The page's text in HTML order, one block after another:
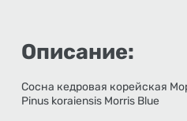
Описание:
Сосна кедровая корейская
Pinus koraiensis Morris Blue